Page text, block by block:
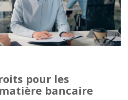
pour les
bancaire